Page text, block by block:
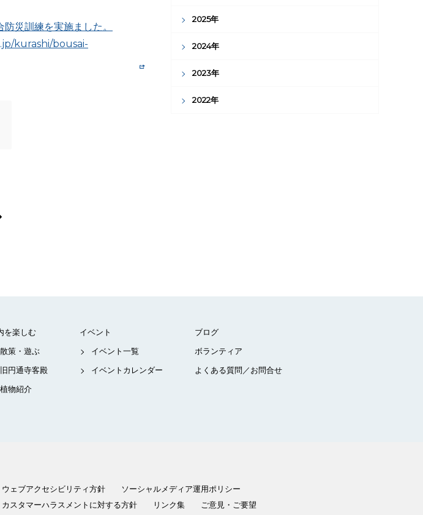
災訓練を実施ました。
kurashi/bousai-
2025年
2024年
2023年
2022年
を楽しむ
散策・遊ぶ
旧円通寺客殿
植物紹介
イベント
イベント一覧
イベントカレンダー
ブログ
ボランティア
よくある質問／お問合せ
ウェブアクセシビリティ方針
ソーシャルメディア運用ポリシー
カスタマーハラスメントに対する方針 リンク集 ご意見・ご要望